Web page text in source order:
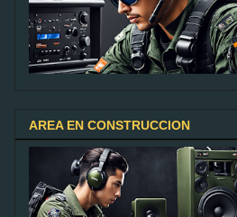
AREA EN CONSTRUCCION